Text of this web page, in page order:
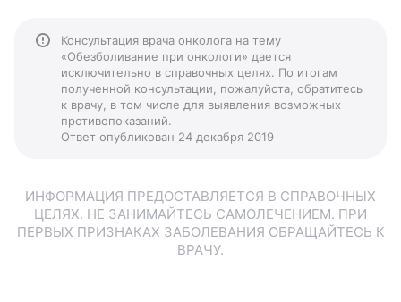
Консультация врача онколога на тему
«Обезболивание при онкологи» дается
исключительно в справочных целях. По итогам
полученной консультации, пожалуйста, обратитесь
к врачу, в том числе для выявления возможных
противопоказаний.
Ответ опубликован 24 декабря 2019
ИНФОРМАЦИЯ ПРЕДОСТАВЛЯЕТСЯ В СПРАВОЧНЫХ
ЦЕЛЯХ. НЕ ЗАНИМАЙТЕСЬ САМОЛЕЧЕНИЕМ. ПРИ
ПЕРВЫХ ПРИЗНАКАХ ЗАБОЛЕВАНИЯ ОБРАЩАЙТЕСЬ К
ВРАЧУ.